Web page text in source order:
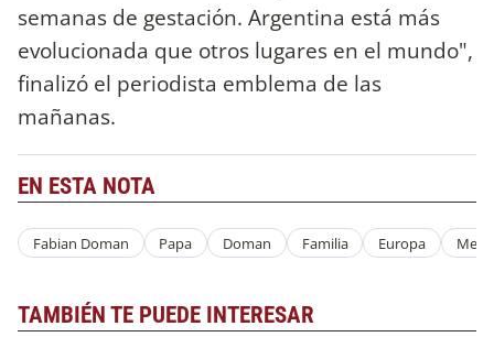
semanas de gestación. Argentina está más
evolucionada que otros lugares en el mundo",
finalizó el periodista emblema de las
mañanas.
EN ESTA NOTA
Fabian Doman Papa Doman Familia Europa
TAMBIÉN TE PUEDE INTERESAR